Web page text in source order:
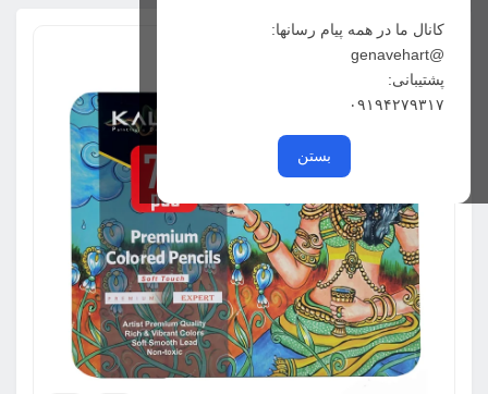
کانال ما در همه پیام رسانها:
@genavehart
پشتیبانی:
۰۹۱۹۴۲۷۹۳۱۷
بستن